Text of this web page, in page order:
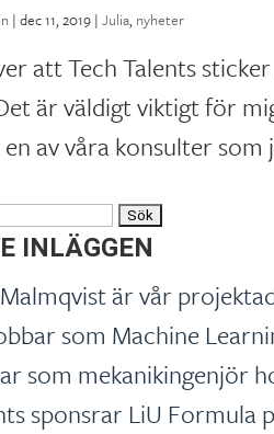
|dec 11, 2019 |Julia, nyheter
att Tech Talents
är väldigt viktigt för
av våra konsulter
INLÄGGEN
är vår
som Machine
som mekanikingenjör
sponsrar LiU Formula